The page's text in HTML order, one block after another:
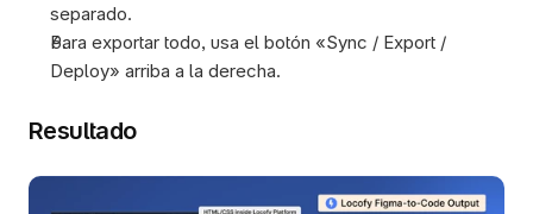
separado.
Para exportar todo, usa el botón «Sync / Export /
Deploy» arriba a la derecha.
Resultado